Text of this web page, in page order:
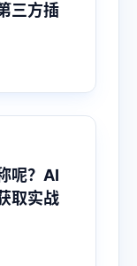
三方插
呢？AI
取实战